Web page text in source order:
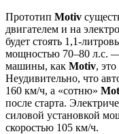
Прототип Motiv
двигателем и на
будет стоять 1,1-
мощностью 70–80 л.с.
машины, как Motiv,
Неудивительно, что
160 км/ч, а «сотню»
после старта.
силовой установкой
скоростью 105 км/ч.